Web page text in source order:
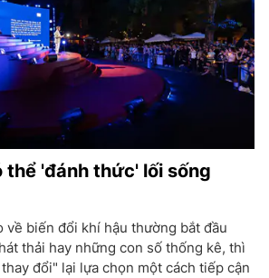
thể 'đánh thức' lối sống
về biến đổi khí hậu thường bắt đầu
thải hay những con số thống kê, thì
đổi" lại lựa chọn một cách tiếp cận